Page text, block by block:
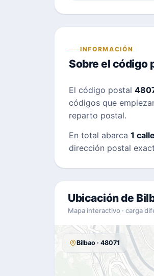
INFORMACIÓN
Sobre el código
El código postal
códigos que
reparto postal.
En total abarca 1
dirección postal
Ubicación de
Mapa interactivo · carga
Bilbao · 48071